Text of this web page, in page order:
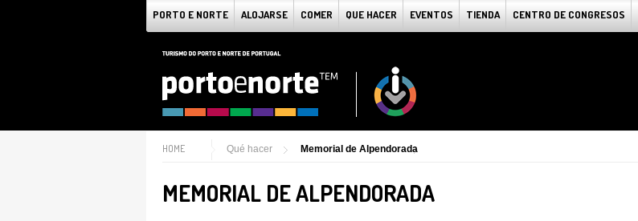
PORTO E NORTE ALOJARSE COMER QUE HACER EVENTOS TIENDA CENTRO DE CONGRESOS
HOME Qué hacer Memorial de Alpendorada
MEMORIAL DE ALPENDORADA